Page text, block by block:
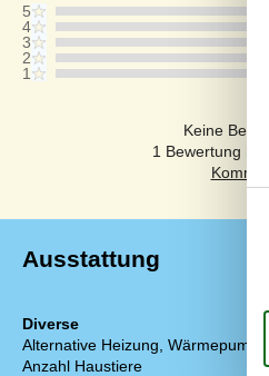
5
4
3
2
1
Keine
1 Bewertung
Ausstattung
Diverse
Alternative Heizung, Wärmepumpe
Anzahl Haustiere